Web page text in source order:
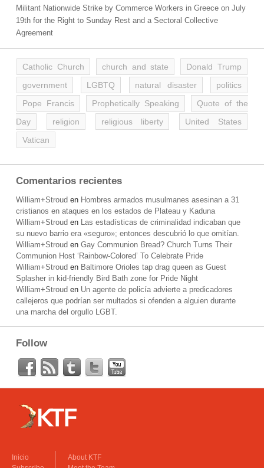
Militant Nationwide Strike by Commerce Workers in Greece on July
19th for the Right to Sunday Rest and a Sectoral Collective
Agreement
Catholic Church church and state
Donald Trump
government
LGBTQ natural disaster
politics
Pope Francis
Prophetically Speaking
Quote of the
Day
religion religious liberty
United States
Vatican
Comentarios recientes
William+Stroud en Hombres armados musulmanes asesinan a 31
cristianos en ataques en los estados de Plateau y Kaduna
William+Stroud en Las estadísticas de criminalidad indicaban que
su nuevo barrio era «seguro»; entonces descubrió lo que omitían.
William+Stroud en Gay Communion Bread? Church Turns Their
Communion Host ‘Rainbow-Colored’ To Celebrate Pride
William+Stroud en Baltimore Orioles tap drag queen as Guest
Splasher in kid-friendly Bird Bath zone for Pride Night
William+Stroud en Un agente de policía advierte a predicadores
callejeros que podrían ser multados si ofenden a alguien durante
una marcha del orgullo LGBT.
Follow
Inicio
About KTF